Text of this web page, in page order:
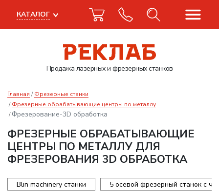
Продажа лазерныхи фрезерных станков
КАТАЛОГ
Главная
Фрезерные станки
Фрезерные обрабатывающие центры по металлу
Фрезерование-3D обработка
ФРЕЗЕРНЫЕ ОБРАБАТЫВАЮЩИЕ
ЦЕНТРЫ ПО МЕТАЛЛУ ДЛЯ
ФРЕЗЕРОВАНИЯ 3D ОБРАБОТКА
Blin machinery станки 5 осевой фрезерный станок с